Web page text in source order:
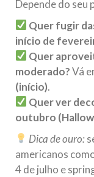
Depende do seu
Quer fugir
início de
Quer
moderado?Vá
(início).
Quer ver
outubro
Dica de ouro:
americanos
4 de julho e